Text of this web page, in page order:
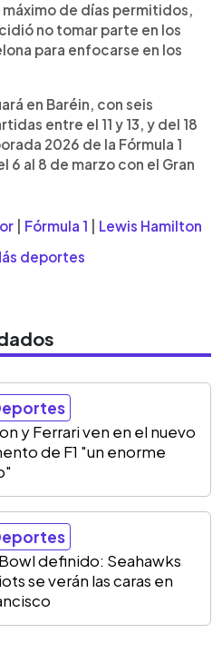
de días permitidos,
no tomar parte en los
para enfocarse en los
en Baréin, con seis
entre el 11 y 13, y del 18
2026 de la Fórmula 1
al 8 de marzo con el Gran
Fórmula 1 Lewis Hamilton
deportes
y Ferrari ven en el nuevo
de F1 "un enorme
definido: Seahawks
se verán las caras en